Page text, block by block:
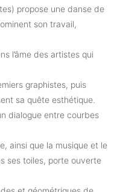
propose une danse de
son travail,
l’âme des artistes qui
graphistes, puis
sa quête esthétique.
dialogue entre courbes
ainsi que la musique et le
ses toiles, porte ouverte